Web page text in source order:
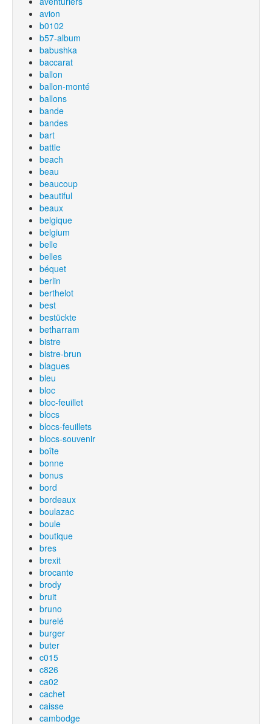
avion
b0102
b57-album
babushka
baccarat
ballon
ballon-monté
ballons
bande
bandes
bart
battle
beach
beau
beaucoup
beautiful
beaux
belgique
belgium
belle
belles
béquet
berlin
berthelot
best
bestückte
betharram
bistre
bistre-brun
blagues
bleu
bloc
bloc-feuillet
blocs
blocs-feuillets
blocs-souvenir
boîte
bonne
bonus
bord
bordeaux
boulazac
boule
boutique
bres
brexit
brocante
brody
bruit
bruno
burelé
burger
buter
c015
c826
ca02
cachet
caisse
cambodge